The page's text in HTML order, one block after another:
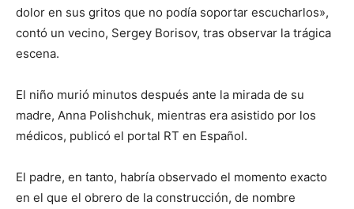
dolor en sus gritos que no podía soportar escucharlos»,
contó un vecino, Sergey Borisov, tras observar la trágica
escena.
El niño murió minutos después ante la mirada de su
madre, Anna Polishchuk, mientras era asistido por los
médicos, publicó el portal RT en Español.
El padre, en tanto, habría observado el momento exacto
en el que el obrero de la construcción, de nombre